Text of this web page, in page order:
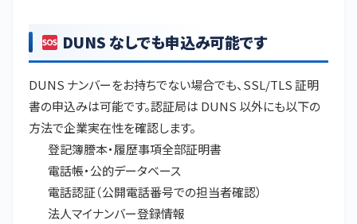
DUNS なしでも申込み可能です
DUNS ナンバーをお持ちでない場合でも、SSL/TLS 証明
書の申込みは可能です。認証局は DUNS 以外にも以下の
方法で企業実在性を確認します。
登記簿謄本・履歴事項全部証明書
電話帳・公的データベース
電話認証（公開電話番号での担当者確認）
法人マイナンバー登録情報